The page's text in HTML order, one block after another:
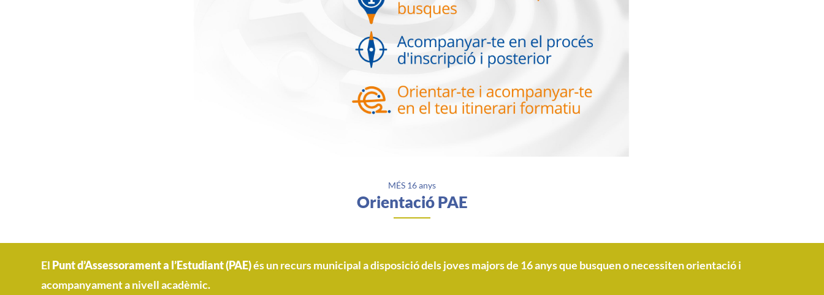
MÉS 16 anys
Orientació PAE
El Punt d’Assessorament a l’Estudiant (PAE)és un recurs municipal a disposició dels joves majors de 16 anys que busquen o necessiten orientació i
acompanyament a nivell acadèmic.